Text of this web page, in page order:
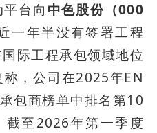
台向 中色股份（000
一年半没有签署工程
际工程承包领域地位
，公司在2025年EN
包商榜单中排名第10
至2026年第一季度